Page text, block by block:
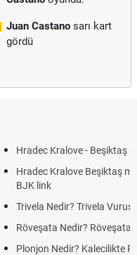
Juan Castano sarı kart
gördü
izle canlı tv100 linki
tv100 izle, Hradec Kralove
Yapılır?
Nasıl Yapılır?